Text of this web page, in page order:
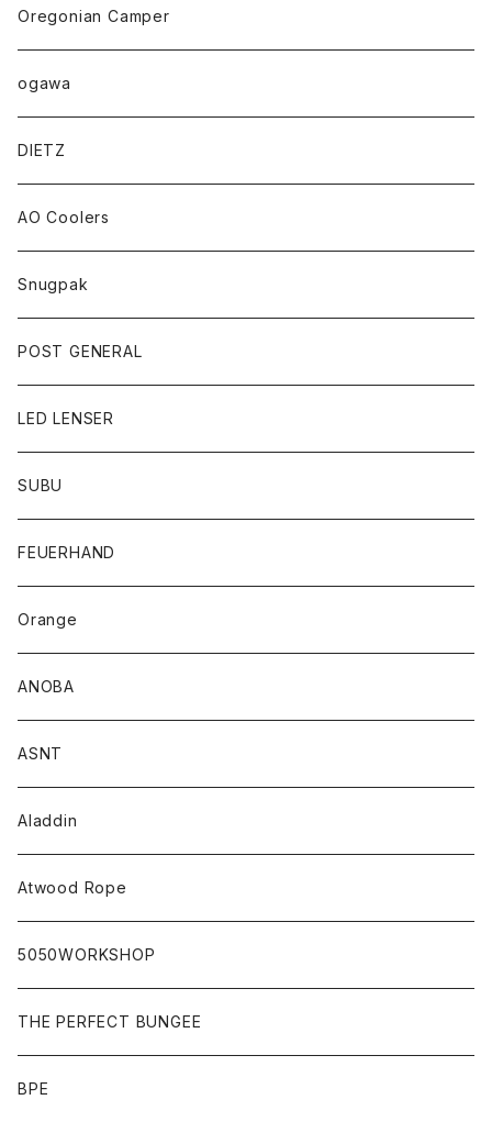
Oregonian Camper
ogawa
DIETZ
AO Coolers
Snugpak
POST GENERAL
LED LENSER
SUBU
FEUERHAND
Orange
ANOBA
ASNT
Aladdin
Atwood Rope
5050WORKSHOP
THE PERFECT BUNGEE
BPE